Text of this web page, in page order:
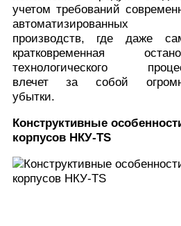
учетом требований
автоматизированных
производств, где даже
кратковременная
технологического
влечет за собой
убытки.
Конструктивные
корпусов НКУ-TS